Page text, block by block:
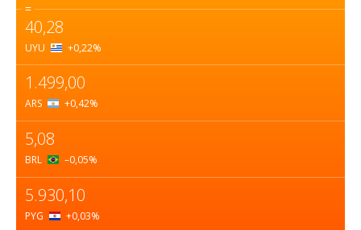
=
40,28
UYU +0,22%
1.499,00
ARS +0,42%
5,08
BRL –0,05%
5.930,10
PYG +0,03%